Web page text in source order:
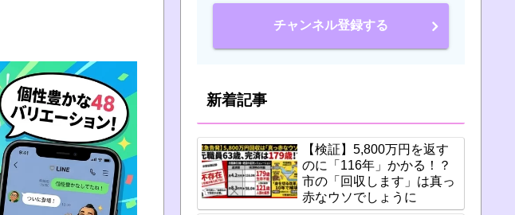
チャンネル登録する
新着記事
【検証】5,800万円を返す
のに「116年」かかる！？
市の「回収します」は真っ
赤なウソでしょうに